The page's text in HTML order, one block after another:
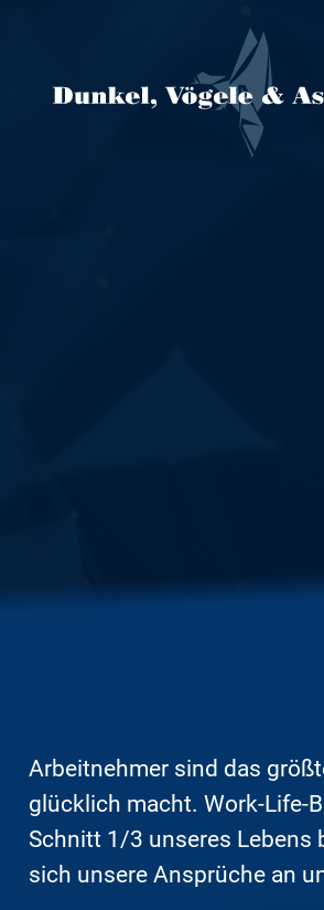
Arbeitnehmer sind das
glücklich macht. Work-Life-
Schnitt 1/3 unseres Lebens
sich unsere Ansprüche an